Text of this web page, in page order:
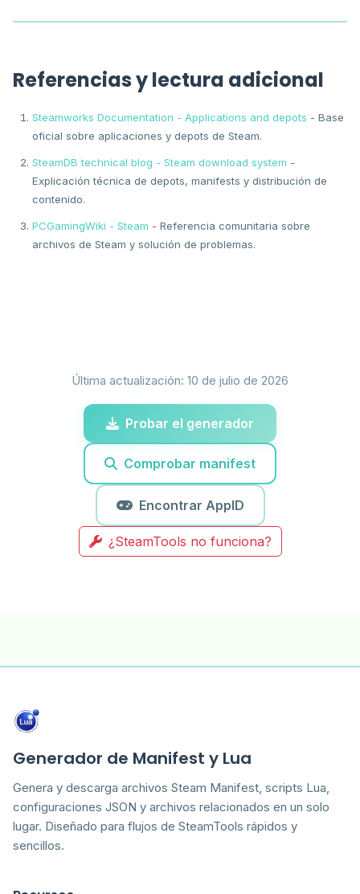
Referencias y lectura adicional
Steamworks Documentation - Applications and depots - Base
oficial sobre aplicaciones y depots de Steam.
SteamDB technical blog - Steam download system -
Explicación técnica de depots, manifests y distribución de
contenido.
PCGamingWiki - Steam - Referencia comunitaria sobre
archivos de Steam y solución de problemas.
Última actualización: 10 de julio de 2026
Probar el generador
Comprobar manifest
Encontrar AppID
¿SteamTools no funciona?
Generador de Manifest y Lua
Genera y descarga archivos Steam Manifest, scripts Lua,
configuraciones JSON y archivos relacionados en un solo
lugar. Diseñado para flujos de SteamTools rápidos y
sencillos.